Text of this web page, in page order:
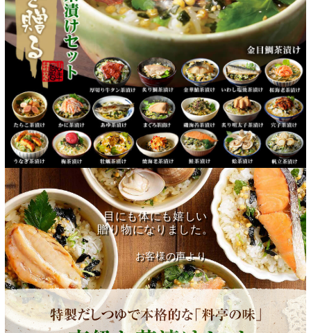
目にも体にも嬉しい
贈り物になりました。
お客様の声より